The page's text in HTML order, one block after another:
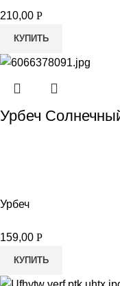
210,00 Р
КУПИТЬ
Урбеч
Урбеч
159,00 Р
КУПИТЬ